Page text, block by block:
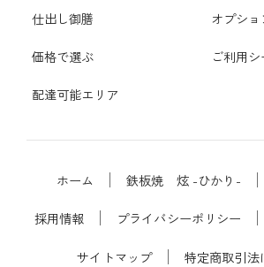
仕出し御膳 オプショ
価格で選ぶ ご利用
配達可能エリア
ホーム 鉄板焼 炫 -ひかり-
採用情報 プライバシーポリシー
サイトマップ 特定商取引法